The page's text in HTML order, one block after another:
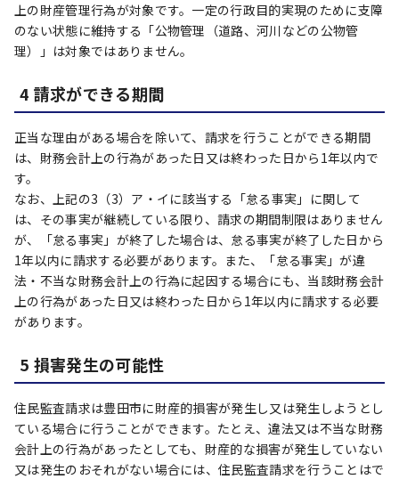
上の財産管理行為が対象です。一定の行政目的実現のために支障
のない状態に維持する「公物管理（道路、河川などの公物管
理）」は対象ではありません。
4 請求ができる期間
正当な理由がある場合を除いて、請求を行うことができる期間
は、財務会計上の行為があった日又は終わった日から1年以内で
す。
なお、上記の3（3）ア・イに該当する「怠る事実」に関して
は、その事実が継続している限り、請求の期間制限はありません
が、「怠る事実」が終了した場合は、怠る事実が終了した日から
1年以内に請求する必要があります。また、「怠る事実」が違
法・不当な財務会計上の行為に起因する場合にも、当該財務会計
上の行為があった日又は終わった日から1年以内に請求する必要
があります。
5 損害発生の可能性
住民監査請求は豊田市に財産的損害が発生し又は発生しようとし
ている場合に行うことができます。たとえ、違法又は不当な財務
会計上の行為があったとしても、財産的な損害が発生していない
又は発生のおそれがない場合には、住民監査請求を行うことはで